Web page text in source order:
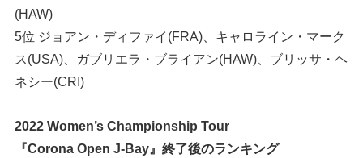
(HAW)
5位 ジョアン・ディファイ(FRA)、キャロライン・マーク
ス(USA)、ガブリエラ・ブライアン(HAW)、ブリッサ・ヘ
ネシー(CRI)
2022 Women’s Championship Tour
『Corona Open J-Bay』終了後のランキング